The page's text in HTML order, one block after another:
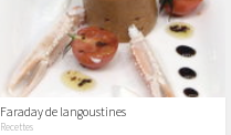
Faraday de langoustines
Recettes